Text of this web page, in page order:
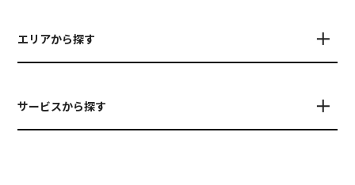
エリアから探す
サービスから探す